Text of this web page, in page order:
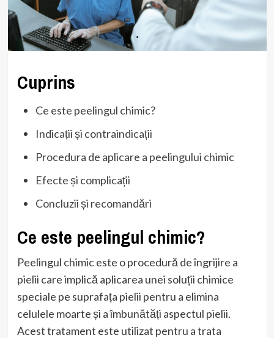
Cuprins
Ce este peelingul chimic?
Indicații și contraindicații
Procedura de aplicare a peelingului chimic
Efecte și complicații
Concluzii și recomandări
Ce este peelingul chimic?
Peelingul chimic este o procedură de îngrijire a
pielii care implică aplicarea unei soluții chimice
speciale pe suprafața pielii pentru a elimina
celulele moarte și a îmbunătăți aspectul pielii.
Acest tratament este utilizat pentru a trata